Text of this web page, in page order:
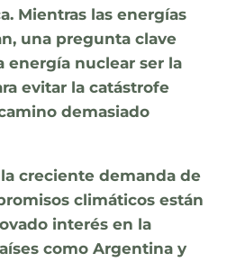
Mientras las energías
una pregunta clave
energía nuclear ser la
evitar la catástrofe
demasiado
creciente demanda de
climáticos están
interés en la
como Argentina y